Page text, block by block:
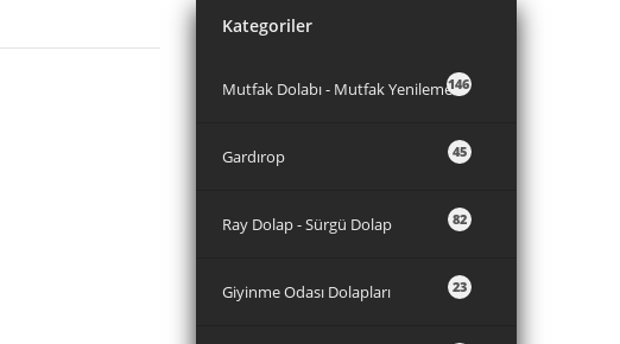
Kategoriler
146
Mutfak Dolabı - Mutfak Yenileme
45
Gardırop
82
Ray Dolap - Sürgü Dolap
23
Giyinme Odası Dolapları